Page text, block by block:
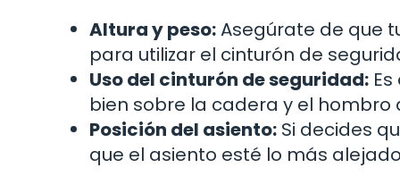
Altura y peso:Asegúrate de que
para utilizar el cinturón de
Uso del cinturón de seguridad:
bien sobre la cadera y el
Posición del asiento: Si decides
que el asiento esté lo más